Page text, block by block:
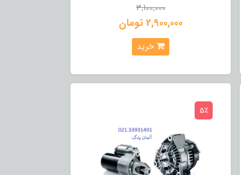
3,100,000
2,900,000 تومان
خرید
5٪